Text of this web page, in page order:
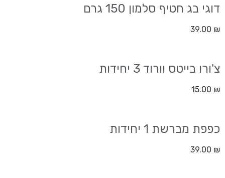
דוגי בג חטיף סלמון 150 גרם
39.00 ₪
צ'ורו בייטס וורוד 3 יחידות
15.00 ₪
כפפת מברשת 1 יחידות
39.00 ₪